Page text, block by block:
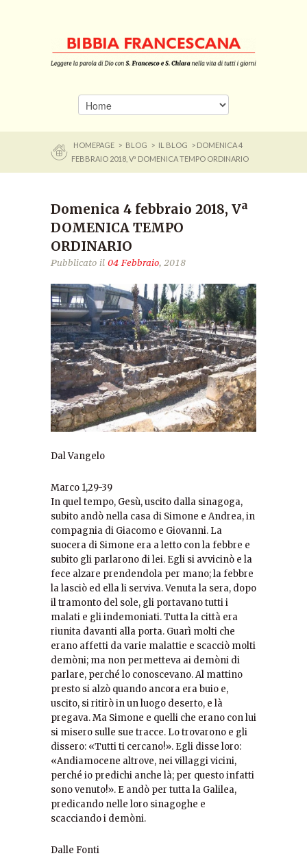
HOMEPAGE > BLOG > IL BLOG
> DOMENICA 4
FEBBRAIO 2018, Vª DOMENICA TEMPO ORDINARIO
Domenica 4 febbraio 2018, Vª
DOMENICA TEMPO
ORDINARIO
Pubblicato il 04 Febbraio, 2018
Dal Vangelo
Marco 1,29-39
In quel tempo, Gesù, uscito dalla sinagoga,
subito andò nella casa di Simone e Andrea, in
compagnia di Giacomo e Giovanni. La
suocera di Simone era a letto con la febbre e
subito gli parlarono di lei. Egli si avvicinò e la
fece alzare prendendola per mano; la febbre
la lasciò ed ella li serviva. Venuta la sera, dopo
il tramonto del sole, gli portavano tutti i
malati e gli indemoniati. Tutta la città era
riunita davanti alla porta. Guarì molti che
erano affetti da varie malattie e scacciò molti
demòni; ma non permetteva ai demòni di
parlare, perché lo conoscevano. Al mattino
presto si alzò quando ancora era buio e,
uscito, si ritirò in un luogo deserto, e là
pregava. Ma Simone e quelli che erano con lui
si misero sulle sue tracce. Lo trovarono e gli
dissero: «Tutti ti cercano!». Egli disse loro:
«Andiamocene altrove, nei villaggi vicini,
perché io predichi anche là; per questo infatti
sono venuto!». E andò per tutta la Galilea,
predicando nelle loro sinagoghe e
scacciando i demòni.
Dalle Fonti